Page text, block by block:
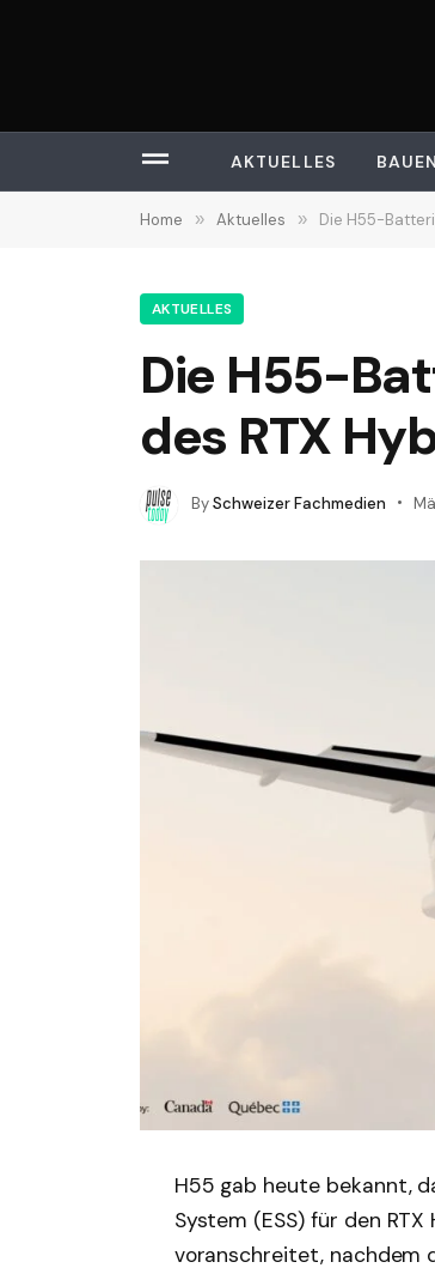
AKTUELLES
Home » Aktuelles » Die H55-
AKTUELLES
Die H55-
des RTX
BySchweizer Fachmedien
H55 gab heute bekannt,
System (ESS) für den
voranschreitet, nachdem